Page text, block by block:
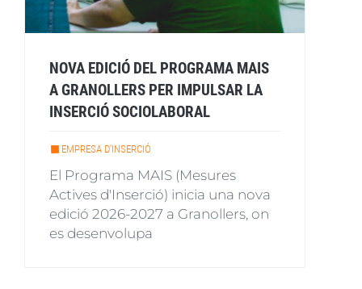
NOVA EDICIÓ DEL PROGRAMA MAIS
A GRANOLLERS PER IMPULSAR LA
INSERCIÓ SOCIOLABORAL
EMPRESA D'INSERCIÓ
El Programa MAIS (Mesures
Actives d'Inserció) inicia una nova
edició 2026-2027 a Granollers, on
es desenvolupa